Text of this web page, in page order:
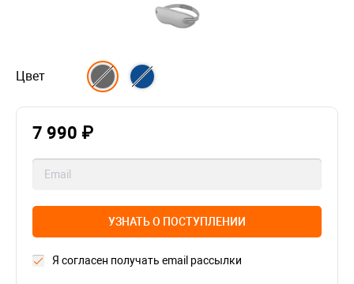
Цвет
7 990 ₽
УЗНАТЬ О ПОСТУПЛЕНИИ
Я согласен получать email рассылки